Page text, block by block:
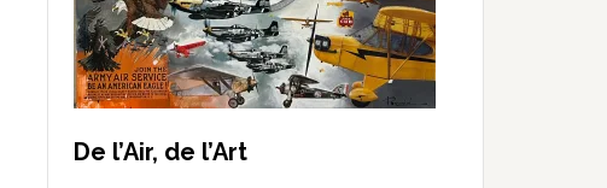
De l’Air, de l’Art